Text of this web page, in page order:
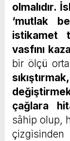
olmalıdır.
‘mutlak
istikamet
vasfını
bir ölçü
çağlara
sâhip olup,